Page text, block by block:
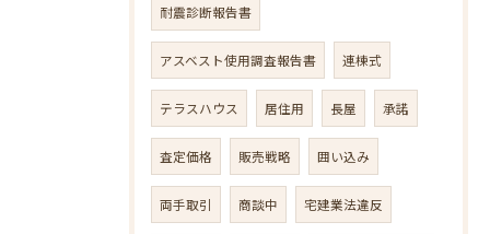
耐震診断報告書
アスベスト使用調査報告書 連棟式
テラスハウス 居住用 長屋 承諾
査定価格 販売戦略 囲い込み
両手取引 商談中 宅建業法違反